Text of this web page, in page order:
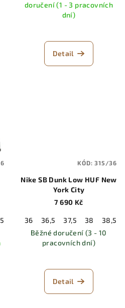
doručení (1 - 3 pracovních
dní)
Detail
40 40,5 41 42
42,5
Nike SB Dunk Low HUF New
York City
7 690 Kč
36 36,5 37,5 38 38,5
Běžné doručení (3 - 10
pracovních dní)
Detail
KÓD:315/36